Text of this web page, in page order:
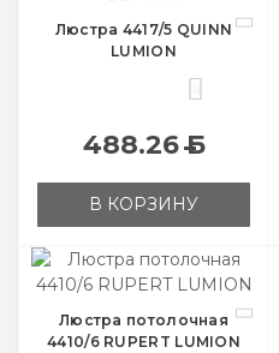
Люстра 4417/5 QUINN
LUMION
488.26Б
В КОРЗИНУ
Люстра потолочная
4410/6 RUPERT LUMION